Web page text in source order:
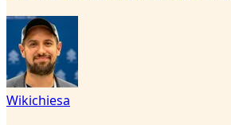
Wikichiesa